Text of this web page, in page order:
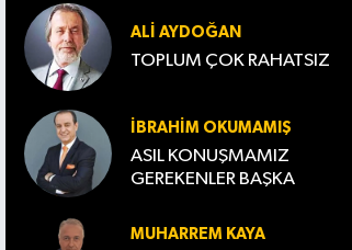
ALI AYDOĞAN
TOPLUM ÇOK RAHATSIZ
İBRAHIM OKUMAMIŞ
ASIL KONUŞMAMIZ
GEREKENLER BAŞKA
MUHARREM KAYA